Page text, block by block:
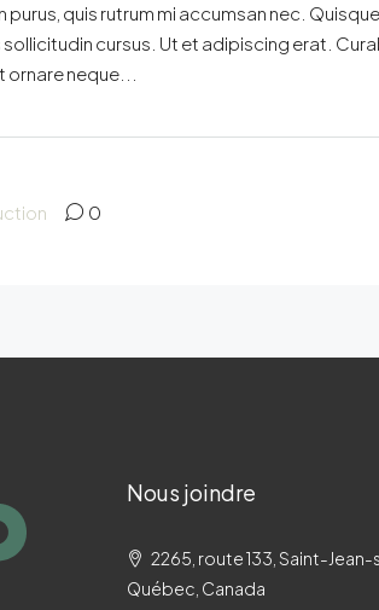
quis rutrum mi accumsan nec.
cursus. Ut et adipiscing erat.
neque...
0
Nous joindre
2265, route 133, Saint-
Québec, Canada